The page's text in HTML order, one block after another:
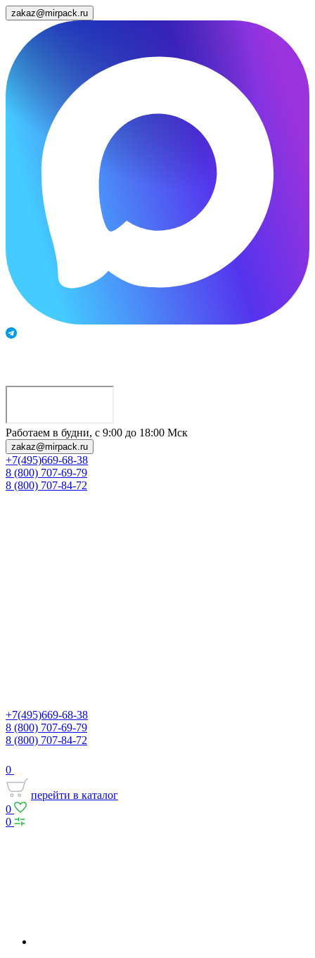
zakaz@mirpack.ru
Работаем в будни, с 9:00 до 18:00 Мск
zakaz@mirpack.ru
+7(495)669-68-38
8 (800) 707-69-79
8 (800) 707-84-72
+7(495)669-68-38
8 (800) 707-69-79
8 (800) 707-84-72
0
перейти в каталог
0
0